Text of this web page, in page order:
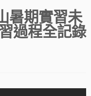
暑期實習未
過程全記錄